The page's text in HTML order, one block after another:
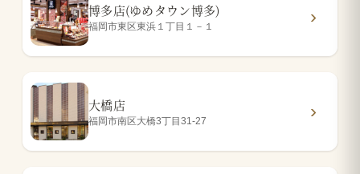
博多店(ゆめタウン博多)
福岡市東区東浜１丁目１－１
大橋店
福岡市南区大橋3丁目31-27